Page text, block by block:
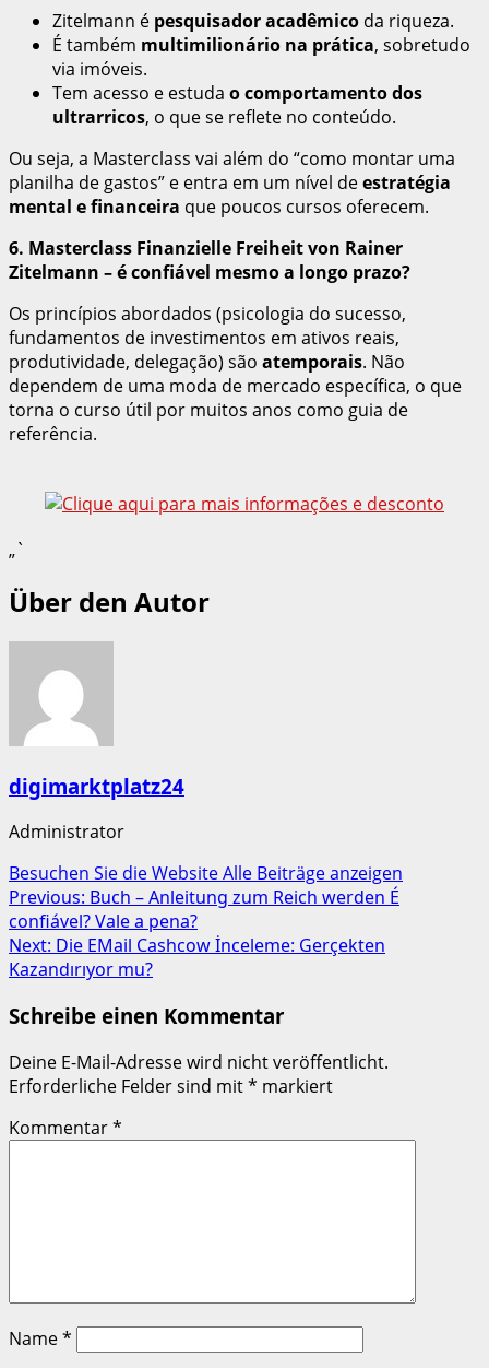
Zitelmann é pesquisador acadêmico da riqueza.
É também multimilionário na prática, sobretudo
via imóveis.
Tem acesso e estuda o comportamento dos
ultrarricos, o que se reflete no conteúdo.
Ou seja, a Masterclass vai além do “como montar uma
planilha de gastos” e entra em um nível deestratégia
mental e financeira que poucos cursos oferecem.
6. Masterclass Finanzielle Freiheit von Rainer
Zitelmann – é confiável mesmo a longo prazo?
Os princípios abordados (psicologia do sucesso,
fundamentos de investimentos em ativos reais,
produtividade, delegação) são atemporais. Não
dependem de uma moda de mercado específica, o que
torna o curso útil por muitos anos como guia de
referência.
„`
Über den Autor
digimarktplatz24
Administrator
Besuchen Sie die WebsiteAlle Beiträge anzeigen
Post
navigation
Previous: Buch – Anleitung zum Reich werden É
confiável? Vale a pena?
Next: Die EMail Cashcow İnceleme: Gerçekten
Kazandırıyor mu?
Schreibe einen Kommentar
Deine E-Mail-Adresse wird nicht veröffentlicht.
Erforderliche Felder sind mit* markiert
Kommentar*
Name*